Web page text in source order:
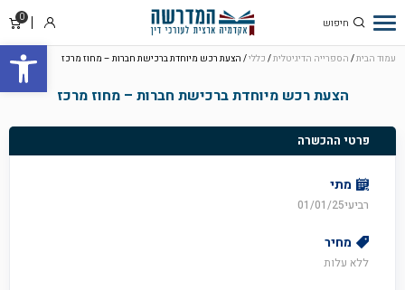
פתח
0
סל
התחבר
עמוד הבית/ הספרייה הדיגיטלית/ כללי/ הצעת רכש מיוחדת ברכישת חברות – מחוז מרכז
הצעת רכש מיוחדת ברכישת חברות – מחוז מרכז
פרטי ההכשרה
מתי
רביעי01/01/25
מחיר
ללא עלות